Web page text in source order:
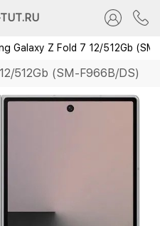
Galaxy Z Fold 7 12/512Gb
512Gb (SM-F966B/DS)
Скидка 5 000 руб.
Новинка